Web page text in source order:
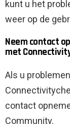
kunt u het
weer op de
Neem contact
met
Als u
contact
Community.